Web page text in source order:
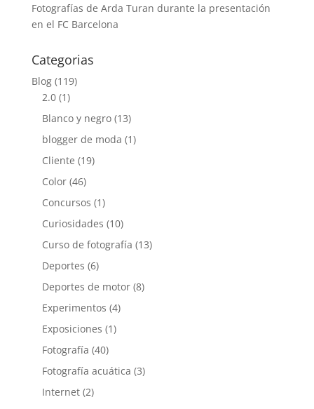
Fotografías de Arda Turan durante la presentación
en el FC Barcelona
Categorias
Blog(119)
2.0(1)
Blanco y negro(13)
blogger de moda (1)
Cliente (19)
Color(46)
Concursos (1)
Curiosidades (10)
Curso de fotografía (13)
Deportes (6)
Deportes de motor(8)
Experimentos (4)
Exposiciones (1)
Fotografía (40)
Fotografía acuática (3)
Internet(2)